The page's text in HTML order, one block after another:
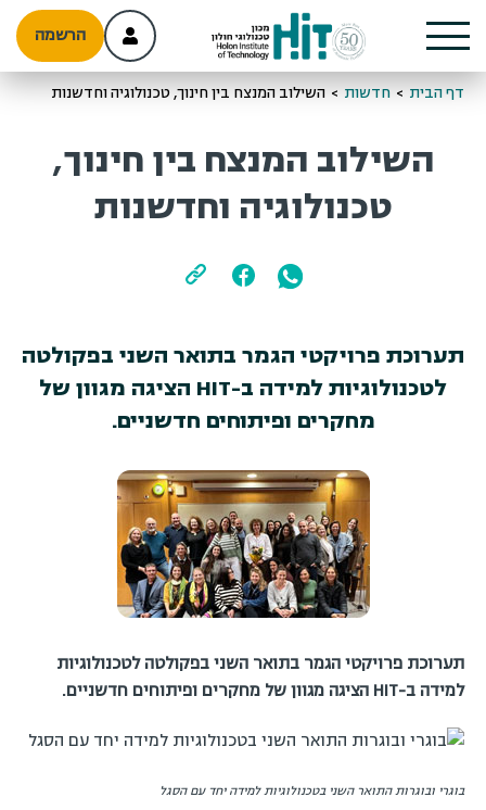
הרשמה
דף הבית > חדשות > השילוב המנצח בין חינוך, טכנולוגיה וחדשנות
השילוב המנצח בין חינוך,
טכנולוגיה וחדשנות
תערוכת פרויקטי הגמר בתואר השני בפקולטה
לטכנולוגיות למידה ב-HIT הציגה מגוון של
מחקרים ופיתוחים חדשניים.
תערוכת פרויקטי הגמר בתואר השני בפקולטה לטכנולוגיות
למידה ב-HIT הציגה מגוון של מחקרים ופיתוחים חדשניים.
בוגרי ובוגרות התואר השני בטכנולוגיות למידה יחד עם הסגל